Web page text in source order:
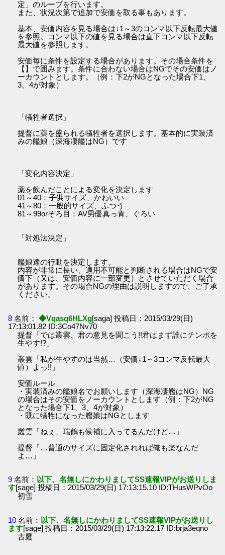
定」のループを行います。
また、状況次第で追加で安価を取る事もあります。
基本、安価内容を見る場合は↓1～3のコンマ以下反転最大値
を参照。コンマ以下の値を見る場合は直下コンマ以下反転
最大値を参照します。
安価毎に条件を設定する場合があります。その場合条件を
【】で囲みます。条件に合わない場合はNGでその安価はノ
ーカウントとします。（例：下2がNGとなった場合下1、
3、4が対象）
「犠牲者選択」
提督に薬を盛られる犠牲者を選択します。基本的に実装済
みの艦娘（深海凄艦はNG）です
「変化内容決定」
薬を飲んだことによる変化を決定します
01～40：子供サイズ、かわいい
41～80：一般的サイズ、ふつう
81～99orぞろ目：AV男優真っ青、ぐろい
「対処法決定」
艦娘達の行動を決定します。
内容が非常に長い、適用不可能と判断される場合はNGで安
価下（又は、安価内容に一部変更）とさせていただく場合
があります。その場合NGの理由は説明しますので、ご了承
ください。
8 名前： ◆Vqasq6HLXg[saga] 投稿日：2015/03/29(日)
17:13:01.82 ID:3Co47Nv70
提督「では叢雲、君の意見を聞こう!!君はまず誰にチンポを
生やす!?」
叢雲「私が生やすのは当然…（安価↓1～3コンマ反転最大
値）よっ!!」
安価ルール
・実装済みの艦娘名でお願いします（深海凄艦はNG）NG
の場合はその安価をノーカウントとします（例：下2がNG
となった場合下1、3、4が対象）
・既に犠牲になった艦娘はNGとします
叢雲「ねぇ、瑞鶴も候補に入ってるんだけど…」
提督「…普通のサイズに固定化されれば俺も楽なんだ
よ…」
9 名前： 以下、名無しにかわりましてSS速報VIPがお送りしま
す[sage] 投稿日：2015/03/29(日) 17:13:15.10 ID:THusWPvOo
初雪
10 名前： 以下、名無しにかわりましてSS速報VIPがお送りし
ます[sage] 投稿日：2015/03/29(日) 17:13:22.17 ID:brja3eqno
古鷹